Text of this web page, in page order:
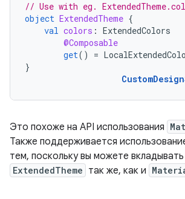
// Use with eg.
object ExtendedTheme {
val colors : ExtendedColors
@Composable
get() =
}
Это похоже на API использования
Также поддерживается
тем, поскольку вы можете вкладывать
ExtendedTheme так же, как и